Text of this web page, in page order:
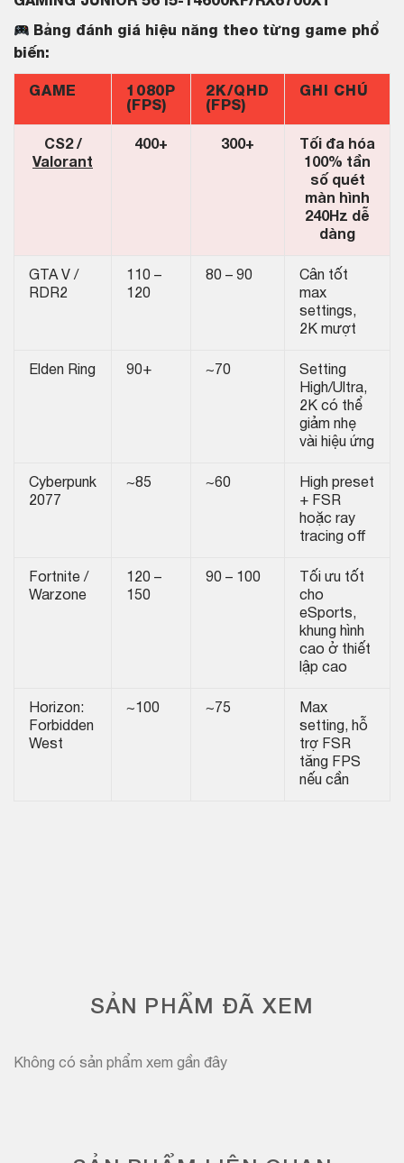
Bảng đánh giá hiệu năng theo từng game phổ
biến:
GAME
1080P
(FPS)
2K/QHD
(FPS)
GHI CHÚ
CS2 /
Valorant
400+ 300+
Tối đa hóa
100% tần
số quét
màn hình
240Hz dễ
dàng
GTA V /
RDR2
110 –
120
80 – 90
Cân tốt
max
settings,
2K mượt
Elden Ring 90+ ~70
Setting
High/Ultra,
2K có thể
giảm nhẹ
vài hiệu ứng
Cyberpunk
2077
~85 ~60
High preset
+ FSR
hoặc ray
tracing off
Fortnite /
Warzone
120 –
150
90 – 100
Tối ưu tốt
cho
eSports,
khung hình
cao ở thiết
lập cao
Horizon:
Forbidden
West
~100 ~75
Max
setting, hỗ
trợ FSR
tăng FPS
nếu cần
SẢN PHẨM ĐÃ XEM
Không có sản phẩm xem gần đây